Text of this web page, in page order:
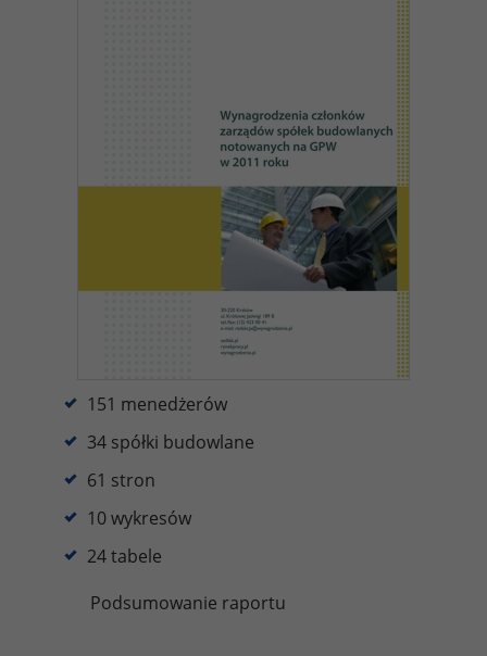
151 menedżerów
34 spółki budowlane
61 stron
10 wykresów
24 tabele
Podsumowanie raportu